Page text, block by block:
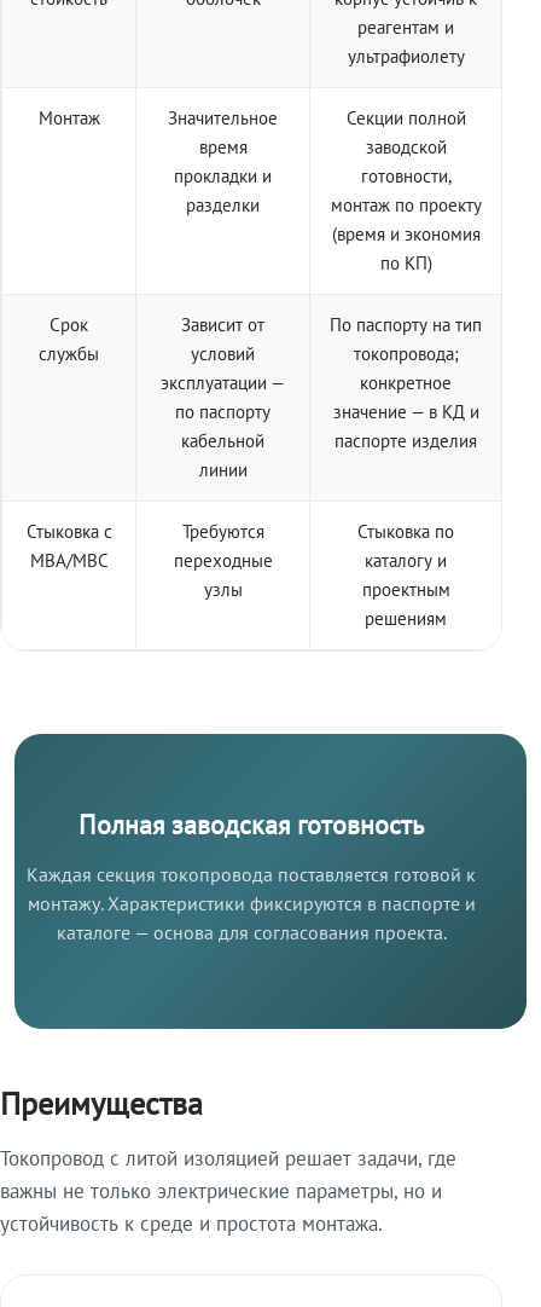
реагентам и
ультрафиолету
Монтаж
Значительное
время
прокладки и
разделки
Секции полной
заводской
готовности,
монтаж по проекту
(время и экономия
по КП)
Срок
службы
Зависит от
условий
эксплуатации —
по паспорту
кабельной
линии
По паспорту на тип
токопровода;
конкретное
значение — в КД и
паспорте изделия
Стыковка с
МВА/МВС
Требуются
переходные
узлы
Стыковка по
каталогу и
проектным
решениям
Полная заводская готовность
Каждая секция токопровода поставляется готовой к
монтажу. Характеристики фиксируются в паспорте и
каталоге — основа для согласования проекта.
Преимущества
Токопровод с литой изоляцией решает задачи, где
важны не только электрические параметры, но и
устойчивость к среде и простота монтажа.